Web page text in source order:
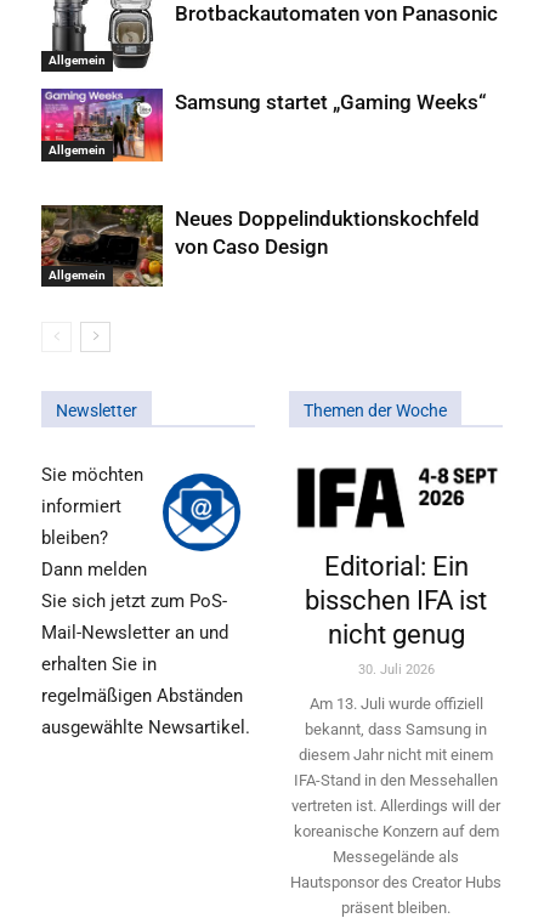
Allgemein
Brotbackautomaten von Panasonic
Allgemein
Samsung startet „Gaming Weeks“
Allgemein
Neues Doppelinduktionskochfeld
von Caso Design
Newsletter
Sie möchten
informiert
bleiben?
Dann melden
Sie sich jetzt zum PoS-
Mail-Newsletter an und
erhalten Sie in
regelmäßigen Abständen
ausgewählte Newsartikel.
Themen der Woche
Editorial: Ein
bisschen IFA ist
nicht genug
30. Juli 2026
Am 13. Juli wurde offiziell
bekannt, dass Samsung in
diesem Jahr nicht mit einem
IFA-Stand in den Messehallen
vertreten ist. Allerdings will ­der
koreanische Konzern auf dem
Messegelände als
Hautsponsor des Creator Hubs
präsent bleiben.